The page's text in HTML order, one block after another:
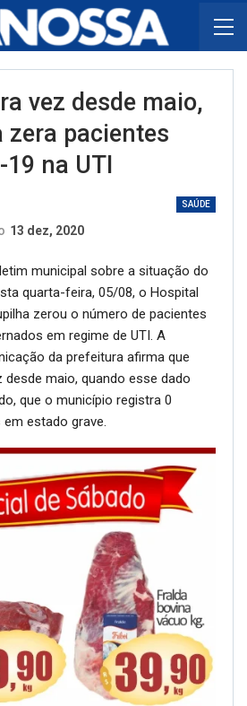
vez desde maio,
zera pacientes
19 na UTI
SAÚDE
13 dez, 2020
municipal sobre a situação do
quarta-feira, 05/08, o Hospital
zerou o número de pacientes
em regime de UTI. A
da prefeitura afirma que
desde maio, quando esse dado
que o município registra 0
estado grave.